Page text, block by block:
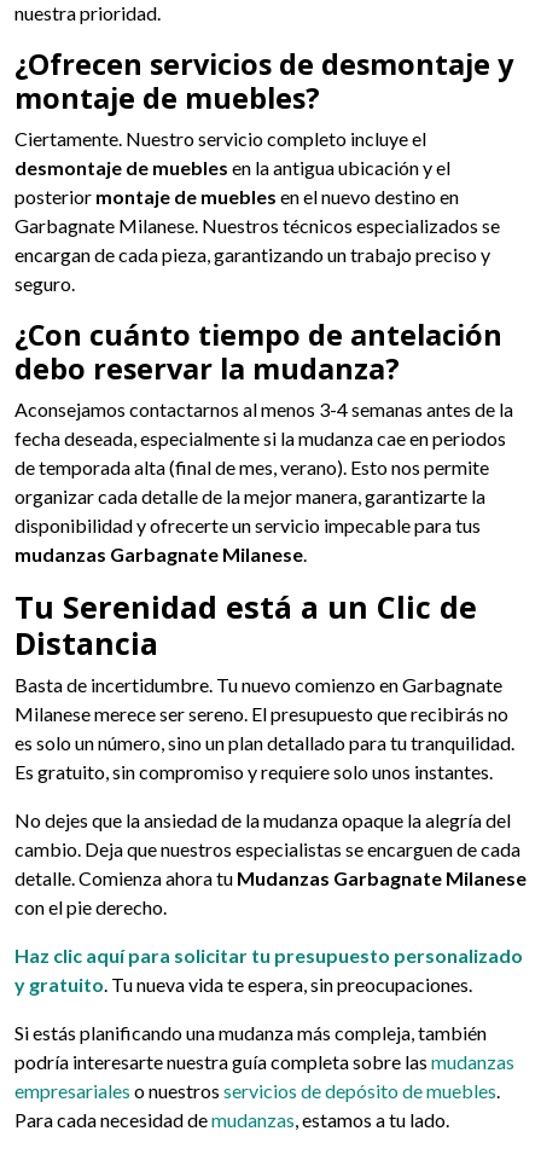
nuestra prioridad.
¿Ofrecen servicios de desmontaje y
montaje de muebles?
Ciertamente. Nuestro servicio completo incluye el
desmontaje de muebles en la antigua ubicación y el
posterior montaje de muebles en el nuevo destino en
Garbagnate Milanese. Nuestros técnicos especializados se
encargan de cada pieza, garantizando un trabajo preciso y
seguro.
¿Con cuánto tiempo de antelación
debo reservar la mudanza?
Aconsejamos contactarnos al menos 3-4 semanas antes de la
fecha deseada, especialmente si la mudanza cae en periodos
de temporada alta (final de mes, verano). Esto nos permite
organizar cada detalle de la mejor manera, garantizarte la
disponibilidad y ofrecerte un servicio impecable para tus
mudanzas Garbagnate Milanese.
Tu Serenidad está a un Clic de
Distancia
Basta de incertidumbre. Tu nuevo comienzo en Garbagnate
Milanese merece ser sereno. El presupuesto que recibirás no
es solo un número, sino un plan detallado para tu tranquilidad.
Es gratuito, sin compromiso y requiere solo unos instantes.
No dejes que la ansiedad de la mudanza opaque la alegría del
cambio. Deja que nuestros especialistas se encarguen de cada
detalle. Comienza ahora tu Mudanzas Garbagnate Milanese
con el pie derecho.
Haz clic aquí para solicitar tu presupuesto personalizado
y gratuito. Tu nueva vida te espera, sin preocupaciones.
Si estás planificando una mudanza más compleja, también
podría interesarte nuestra guía completa sobre las mudanzas
empresariales o nuestros servicios de depósito de muebles.
Para cada necesidad demudanzas, estamos a tu lado.